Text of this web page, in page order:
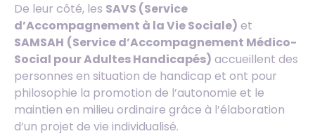
De leur côté, les SAVS (Service
d’Accompagnement à la Vie Sociale) et
SAMSAH (Service d’Accompagnement Médico-
Social pour Adultes Handicapés) accueillent des
personnes en situation de handicap et ont pour
philosophie la promotion de l’autonomie et le
maintien en milieu ordinaire grâce à l’élaboration
d’un projet de vie individualisé.